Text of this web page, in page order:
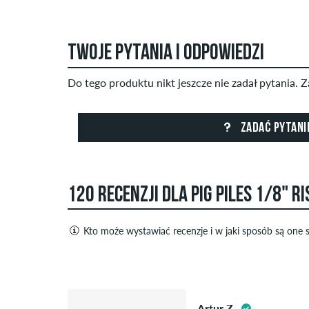
TWOJE PYTANIA I ODPOWIEDZI
Do tego produktu nikt jeszcze nie zadał pytania.
ZADAĆ
120 RECENZJI DLA PIG PILES 1/8"
Kto może wystawiać recenzje i w jaki sposób są one
pozytywne, jak i negatywne recenzje. Recenzje